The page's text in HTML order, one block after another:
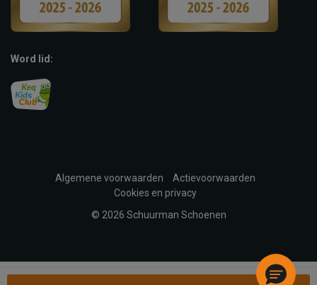
Word lid:
Algemene voorwaarden
Actievoorwaarden
Cookies en privacy
© 2026 Schuurman Schoenen